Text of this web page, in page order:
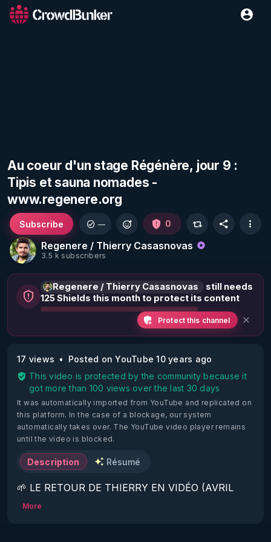
Au coeur d'un stage Régénère, jour 9 :
Tipis et sauna nomades -
www.regenere.org
Regenere / Thierry Casasnovas
3.5 k subscribers
Subscribe — 0
Regenere / Thierry Casasnovas
still needs
125 Shields this month to protect its content
Protect this channel
17 views
Posted on YouTube 10 years ago
This video is protected by the community because it
got more than 100 views over the last 30 days
It was automatically imported from YouTube and replicated on
this platform. In the case of a blockage, our system
automatically takes over. The YouTube video player remains
until the video is blocked.
Description Résumé
🌱 LE RETOUR DE THIERRY EN VIDÉO (AVRIL
2022)!
More